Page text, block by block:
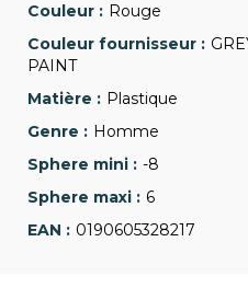
Rouge
PAINT
Plastique
Homme
-8
6
0190605328217